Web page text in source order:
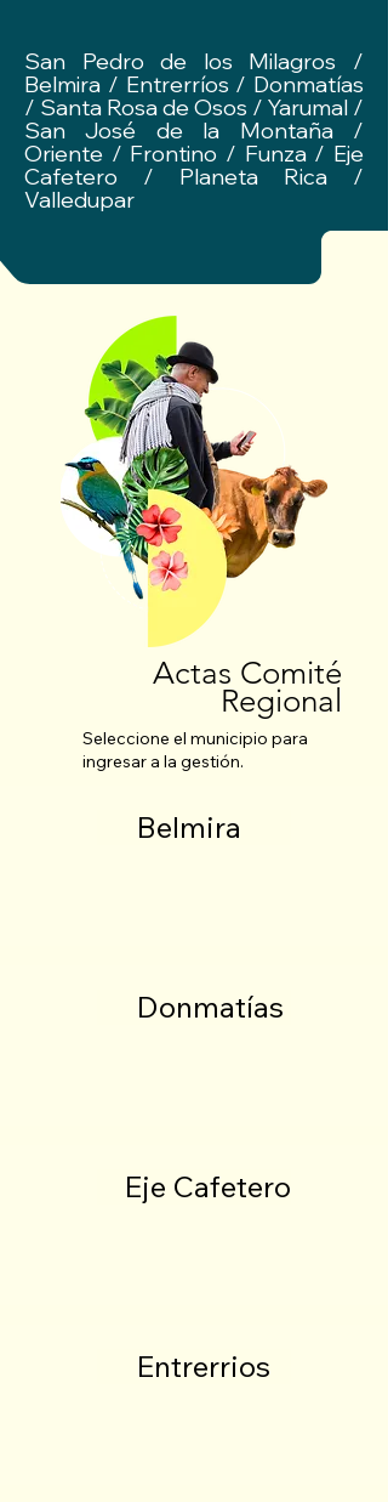
San Pedro de los Milagros /
Belmira / Entrerríos / Donmatías
/ Santa Rosa de Osos / Yarumal /
San José de la Montaña /
Oriente / Frontino / Funza / Eje
Cafetero / Planeta Rica /
Valledupar
Actas Comité
Regional
Seleccione el municipio para
ingresar a la gestión.
Belmira
Donmatías
Eje Cafetero
Entrerrios